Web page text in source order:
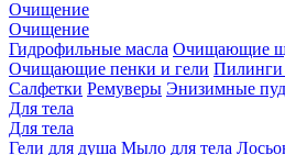
Очищение
Очищение
Гидрофильные масла Очищающие
Очищающие пенки и гели
Салфетки Ремуверы Энизимные
Для тела
Для тела
Гели для душа Мыло для тела